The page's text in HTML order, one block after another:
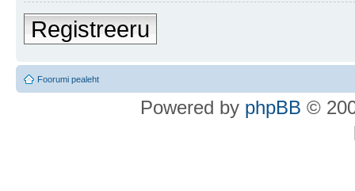
Registreeru
Foorumi pealeht
Powered by phpBB ©